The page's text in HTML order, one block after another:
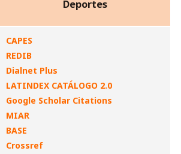
Deportes
CAPES
REDIB
Dialnet Plus
LATINDEX CATÁLOGO 2.0
Google Scholar Citations
MIAR
BASE
Crossref